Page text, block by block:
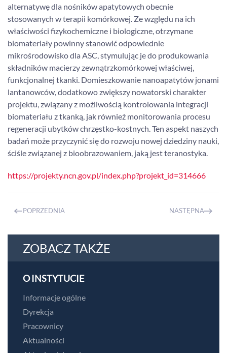
alternatywę dla nośników apatytowych obecnie
stosowanych w terapii komórkowej. Ze względu na ich
właściwości fizykochemiczne i biologiczne, otrzymane
biomateriały powinny stanowić odpowiednie
mikrośrodowisko dla ASC, stymulując je do produkowania
składników macierzy zewnątrzkomórkowej właściwej,
funkcjonalnej tkanki. Domieszkowanie nanoapatytów jonami
lantanowców, dodatkowo zwiększy nowatorski charakter
projektu, związany z możliwością kontrolowania integracji
biomateriału z tkanką, jak również monitorowania procesu
regeneracji ubytków chrzęstko-kostnych. Ten aspekt naszych
badań może przyczynić się do rozwoju nowej dziedziny nauki,
ściśle związanej z bioobrazowaniem, jaką jest teranostyka.
https://projekty.ncn.gov.pl/index.php?projekt_id=314666
POPRZEDNIA NASTĘPNA
ZOBACZ TAKŻE
O INSTYTUCIE
Informacje ogólne
Dyrekcja
Pracownicy
Aktualności